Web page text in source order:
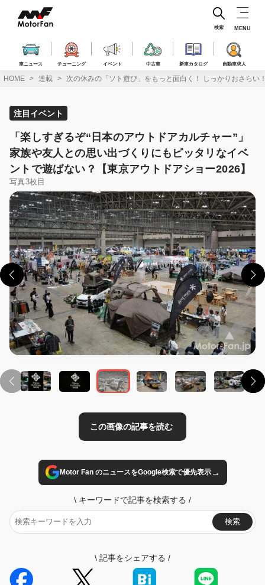
ス
車ニュース チューニング イベント 中古車 新車カタログ 自動車求人
検索 MENU
HOME 連載 次の休みの「ソト遊び」をもっと面白く！ しっかりおさらい
注目イベント
「楽しすぎるぞ“日本のアウトドアカルチャー”」
家族や友人との思い出づくりにもピッタリなイベ
ントで遊ばない？【東京アウトドアショー2026】
写真3枚目
この画像の記事を読む
Motor Fan のニュースをGoogle検索で優先表示→
\ キーワードで記事を検索する /
検索
\ 記事をシェアする /